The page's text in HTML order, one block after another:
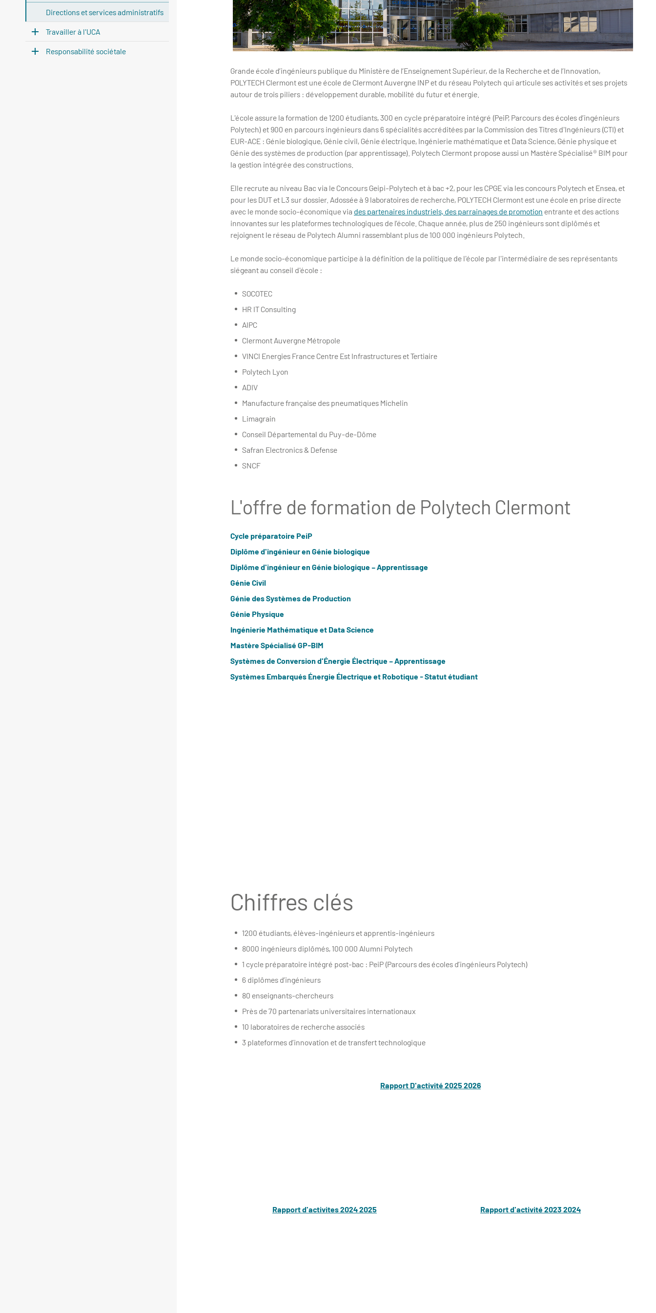
Grande école d’ingénieurs publique du Ministère de l’Enseignement Supérieur, de la Recherche et de l’Innovation,
POLYTECH Clermont est une école de Clermont Auvergne INP et du réseau Polytech qui articule ses activités et ses projets
autour de trois piliers : développement durable, mobilité du futur et énergie.
L'école assure la formation de 1200 étudiants, 300 en cycle préparatoire intégré (PeiP, Parcours des écoles d’ingénieurs
Polytech) et 900 en parcours ingénieurs dans 6 spécialités accréditées par la Commission des Titres d'Ingénieurs (CTI) et
EUR-ACE : Génie biologique, Génie civil, Génie électrique, Ingénierie mathématique et Data Science, Génie physique et
Génie des systèmes de production (par apprentissage). Polytech Clermont propose aussi un Mastère Spécialisé® BIM pour
la gestion intégrée des constructions.
Elle recrute au niveau Bac via le Concours Geipi-Polytech et à bac +2, pour les CPGE via les concours Polytech et Ensea, et
pour les DUT et L3 sur dossier. Adossée à 9 laboratoires de recherche, POLYTECH Clermont est une école en prise directe
avec le monde socio-économique via des partenaires industriels, des parrainages de promotion entrante et des actions
innovantes sur les plateformes technologiques de l’école. Chaque année, plus de 250 ingénieurs sont diplômés et
rejoignent le réseau de Polytech Alumni rassemblant plus de 100 000 ingénieurs Polytech.
Le monde socio-économique participe à la définition de la politique de l'école par l'intermédiaire de ses représentants
siégeant au conseil d'école :
SOCOTEC
HR IT Consulting
AIPC
Clermont Auvergne Métropole
VINCI Energies France Centre Est Infrastructures et Tertiaire
Polytech Lyon
ADIV
Manufacture française des pneumatiques Michelin
Limagrain
Conseil Départemental du Puy-de-Dôme
Safran Electronics & Defense
SNCF
L'offre de formation de Polytech Clermont
Cycle préparatoire PeiP
Diplôme d'ingénieur en Génie biologique
Diplôme d'ingénieur en Génie biologique – Apprentissage
Génie Civil
Génie des Systèmes de Production
Génie Physique
Ingénierie Mathématique et Data Science
Mastère Spécialisé GP-BIM
Systèmes de Conversion d'Énergie Électrique – Apprentissage
Systèmes Embarqués Énergie Électrique et Robotique - Statut étudiant
Chiffres clés
1200 étudiants, élèves-ingénieurs et apprentis-ingénieurs
8000 ingénieurs diplômés, 100 000 Alumni Polytech
1 cycle préparatoire intégré post-bac : PeiP (Parcours des écoles d’ingénieurs Polytech)
6 diplômes d’ingénieurs
80 enseignants-chercheurs
Près de 70 partenariats universitaires internationaux
10 laboratoires de recherche associés
3 plateformes d’innovation et de transfert technologique
Rapport D'activité 2025 2026
Rapport d'activites 2024 2025 Rapport d'activité 2023 2024
Directions et services administratifs
Travailler à l'UCA
Responsabilité sociétale